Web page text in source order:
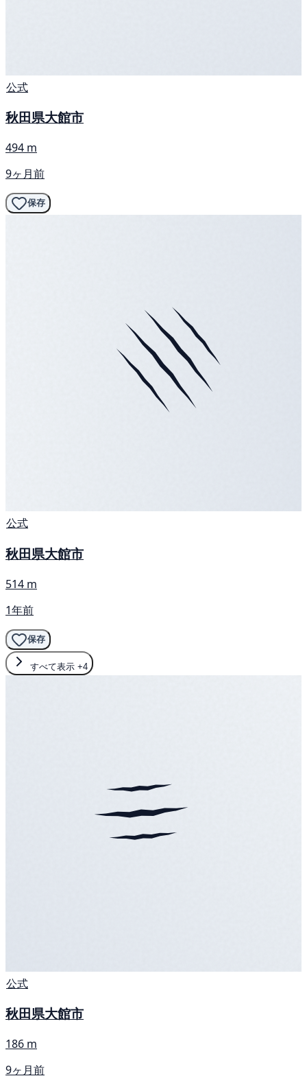
公式
秋田県大館市
494 m
9ヶ月前
保存
公式
秋田県大館市
514 m
1年前
保存
すべて表示 +4
公式
秋田県大館市
186 m
9ヶ月前